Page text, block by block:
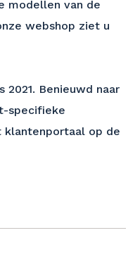
modellen van de
webshop ziet u
Benieuwd naar
specifieke
klantenportaal op de